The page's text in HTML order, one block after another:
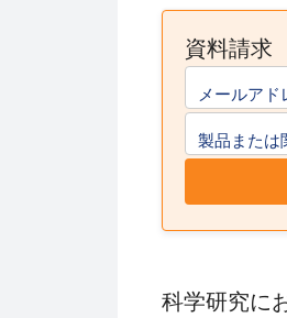
資料請求
メールアド
製品または
科学研究に